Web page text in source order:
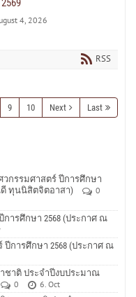
4, 2026
RSS
9 10 Next Last
กรรมศาสตร์ ปีการศึกษา
ดี ทุนนิสิตจิตอาสา)
0
ารศึกษา 2568 (ประกาศ ณ
การศึกษา 2568 (ประกาศ ณ
ชาติ ประจำปีงบประมาณ
0
6. Oct